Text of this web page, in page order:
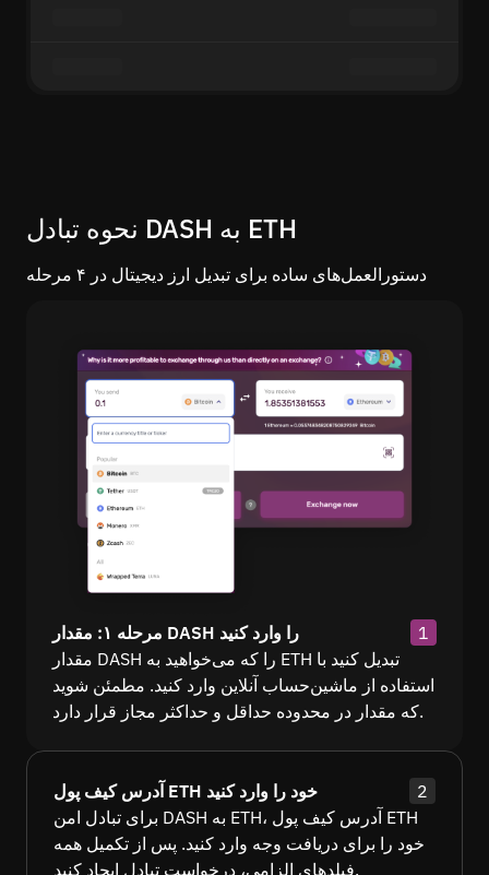
نحوه تبادل DASH به ETH
دستورالعمل‌های ساده برای تبدیل ارز دیجیتال در ۴ مرحله
مرحله ۱: مقدار DASH را وارد کنید
1
مقدار DASH را که می‌خواهید به ETH تبدیل کنید با
استفاده از ماشین‌حساب آنلاین وارد کنید. مطمئن شوید
که مقدار در محدوده حداقل و حداکثر مجاز قرار دارد.
آدرس کیف پول ETH خود را وارد کنید
2
برای تبادل امن DASH به ETH، آدرس کیف پول ETH
خود را برای دریافت وجه وارد کنید. پس از تکمیل همه
فیلدهای الزامی، درخواست تبادل ایجاد کنید.